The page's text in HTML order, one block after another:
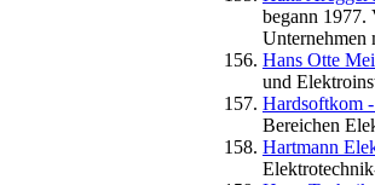
begann 1977.
Unternehmen
Hans Otte
und
Hardsoftkom
Bereichen
Hartmann